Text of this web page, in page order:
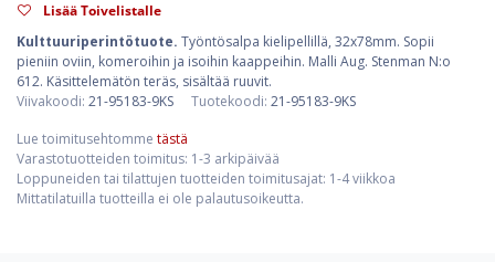
Lisää Toivelistalle
Kulttuuriperintötuote. Työntösalpa kielipellillä, 32x78mm. Sopii
pieniin oviin, komeroihin ja isoihin kaappeihin. Malli Aug. Stenman N:o
612. Käsittelemätön teräs, sisältää ruuvit.
Viivakoodi: 21-95183-9KS Tuotekoodi: 21-95183-9KS
Lue toimitusehtomme tästä
Varastotuotteiden toimitus: 1-3 arkipäivää
Loppuneiden tai tilattujen tuotteiden toimitusajat: 1-4 viikkoa
Mittatilatuilla tuotteilla ei ole palautusoikeutta.